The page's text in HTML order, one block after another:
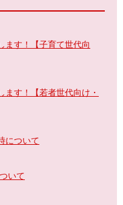
ます！【子育て世代向
ます！【若者世代向け・
について
いて